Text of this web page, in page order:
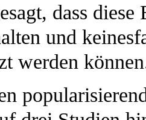
dass
und
werden